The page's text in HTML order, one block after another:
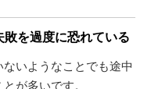
を過度に恐れている
いようなことでも途中
が多いです。